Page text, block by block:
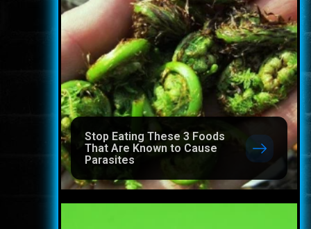
Stop Eating These 3 Foods
That Are Known to Cause
Parasites